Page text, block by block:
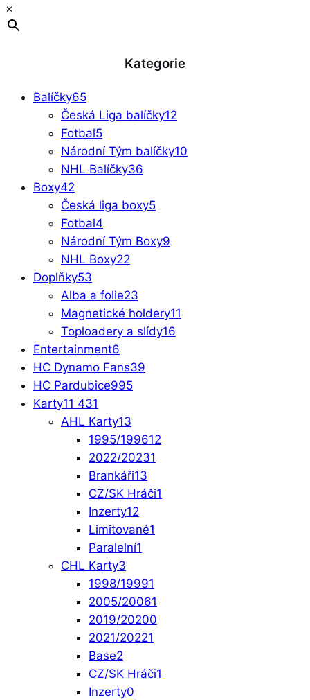
×
Kategorie
Balíčky65
Česká Liga balíčky12
Fotbal5
Národní Tým balíčky10
NHL Balíčky36
Boxy42
Česká liga boxy5
Fotbal4
Národní Tým Boxy9
NHL Boxy22
Doplňky53
Alba a folie23
Magnetické holdery11
Toploadery a slídy16
Entertainment6
HC Dynamo Fans39
HC Pardubice995
Karty11 431
AHL Karty13
1995/199612
2022/20231
Brankáři13
CZ/SK Hráči1
Inzerty12
Limitované1
Paralelní1
CHL Karty3
1998/19991
2005/20061
2019/20200
2021/20221
Base2
CZ/SK Hráči1
Inzerty0